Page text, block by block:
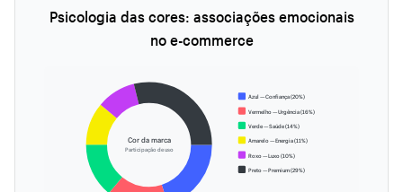
Psicologia das cores: associações emocionais
no e-commerce
Cor da marca
Participação de uso
Azul — Confiança (20%)
Vermelho — Urgência (16%)
Verde — Saúde (14%)
Amarelo — Energia (11%)
Roxo — Luxo (10%)
Preto — Premium (29%)